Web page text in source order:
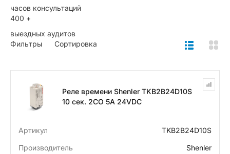
часов консультаций
400 +
выездных аудитов
Фильтры
Сортировка
Реле времени Shenler TKB2B24D10S
10 сек. 2CO 5A 24VDC
Артикул
TKB2B24D10S
Производитель
Shenler